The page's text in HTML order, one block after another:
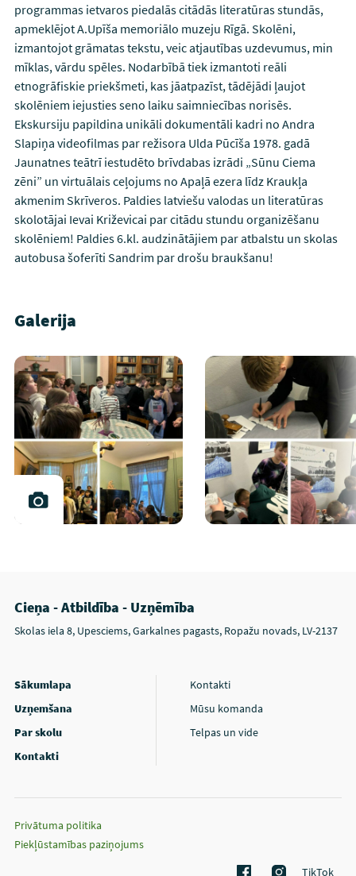
programmas ietvaros piedalās citādās literatūras stundās,
apmeklējot A.Upīša memoriālo muzeju Rīgā. Skolēni,
izmantojot grāmatas tekstu, veic atjautības uzdevumus, min
mīklas, vārdu spēles. Nodarbībā tiek izmantoti reāli
etnogrāfiskie priekšmeti, kas jāatpazīst, tādējādi ļaujot
skolēniem iejusties seno laiku saimniecības norisēs.
Ekskursiju papildina unikāli dokumentāli kadri no Andra
Slapiņa videofilmas par režisora Ulda Pūcīša 1978. gadā
Jaunatnes teātrī iestudēto brīvdabas izrādi „Sūnu Ciema
zēni” un virtuālais ceļojums no Apaļā ezera līdz Kraukļa
akmenim Skrīveros. Paldies latviešu valodas un literatūras
skolotājai Ievai Križevicai par citādu stundu organizēšanu
skolēniem! Paldies 6.kl. audzinātājiem par atbalstu un skolas
autobusa šoferīti Sandrim par drošu braukšanu!
Galerija
Cieņa - Atbildība - Uzņēmība
Skolas iela 8, Upesciems, Garkalnes pagasts, Ropažu novads, LV-2137
Sākumlapa
Uzņemšana
Par skolu
Kontakti
Kontakti
Mūsu komanda
Telpas un vide
Privātuma politika
Piekļūstamības paziņojums
TikTok